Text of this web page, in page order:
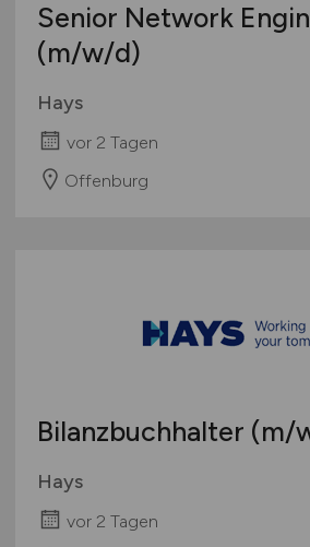
Senior Network
(m/w/d)
Hays
vor 2 Tagen
Offenburg
Bilanzbuchhalter (m/
Hays
vor 2 Tagen